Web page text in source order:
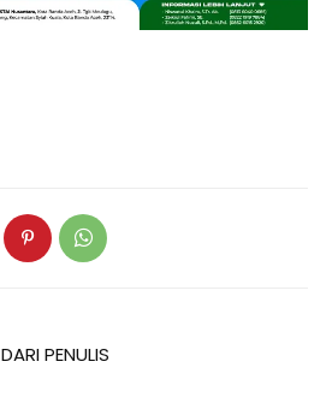
DARI PENULIS